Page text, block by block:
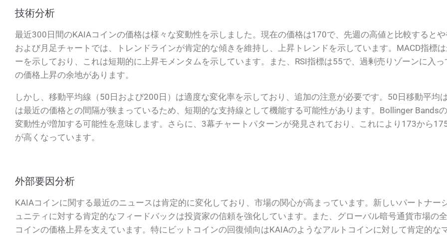
技術分析
最近300日間のKAIAコインの価格は様々な変動性を示しました。現在の価格は170で、先週の高値と比較すると
および月足チャートでは、トレンドラインが肯定的な傾きを維持し、上昇トレンドを示しています。MACD指標
ーを示しており、これは短期的に上昇モメンタムを示しています。また、RSI指標は55で、過剰売りゾーンに入
の価格上昇の余地があります。
しかし、移動平均線（50日および200日）は適度な変化率を示しており、追加の注意が必要です。50日移動平均
は最近の価格との間隔が狭まっているため、短期的な支持線として機能する可能性があります。Bollinger Bands
変動性が増加する可能性を意味します。さらに、3幕チャートパターンが発見されており、これにより173から
が高くなっています。
外部要因分析
KAIAコインに関する最近のニュースは肯定的に変化しており、市場の関心が高まっています。新しいパートナー
ュニティに対する肯定的なフィードバックは投資家の信頼を強化しています。また、グローバル暗号通貨市場の
コインの価格上昇を支えています。特にビットコインの回復傾向はKAIAのようなアルトコインに対して肯定的な